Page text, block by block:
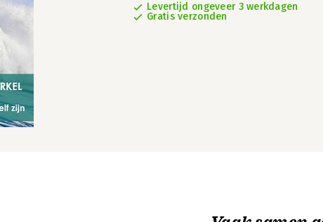
Levertijd ongeveer 3 werkdagen
Gratis verzonden